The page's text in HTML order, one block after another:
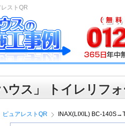
ストQR
ウス」 トイレリフ
ピュアレストQR INAX(LIXIL) BC-